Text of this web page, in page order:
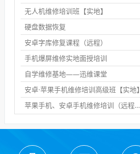
无人机维修培训班【实地】
硬盘数据恢复
安卓字库修复课程（远程）
手机爆屏维修实地面授培训
自学维修基地——迅维课堂
安卓·苹果手机维修培训高级班【实地】
苹果手机、安卓手机维修培训（远程网络班）